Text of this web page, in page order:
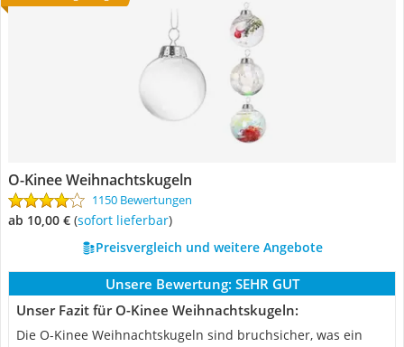
O-Kinee Weihnachtskugeln
1150 Bewertungen
ab 10,00 € ( Sofort lieferbar)
Preisvergleich und weitere Angebote
Unsere Bewertung: SEHR GUT
Unser Fazit für O-Kinee Weihnachtskugeln:
Die O-Kinee Weihnachtskugeln sind bruchsicher, was ein